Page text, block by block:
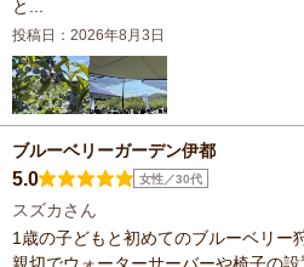
と...
投稿日：2026年8月3日
ブルーベリーガーデン伊都
5.0 女性／30代
スズカさん
1歳の子どもと初めてのブルーベリー